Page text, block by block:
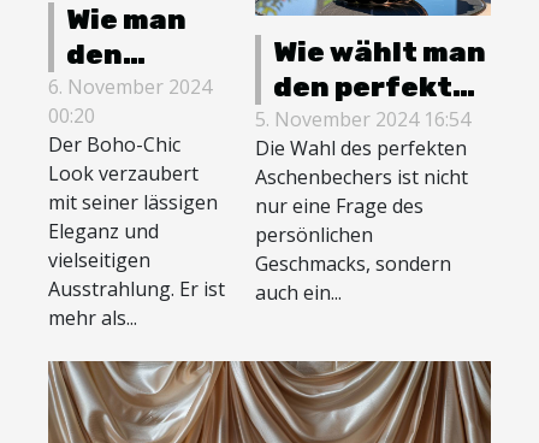
Wie man
den
perfekten
Boho-Chic
Look für
jeden
Anlass
kreiert
6. November 2024
00:20
Der Boho-Chic
Look verzaubert
mit seiner lässigen
Eleganz und
vielseitigen
Ausstrahlung. Er ist
mehr als...
Wie wählt man
den perfekten
Aschenbecher
für jede
Umgebung
aus?
5. November 2024 16:54
Die Wahl des perfekten
Aschenbechers ist nicht
nur eine Frage des
persönlichen
Geschmacks, sondern
auch ein...